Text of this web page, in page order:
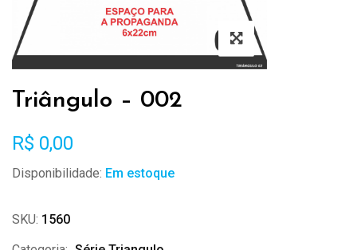
Triângulo – 002
R$ 0,00
Disponibilidade: Em estoque
SKU: 1560